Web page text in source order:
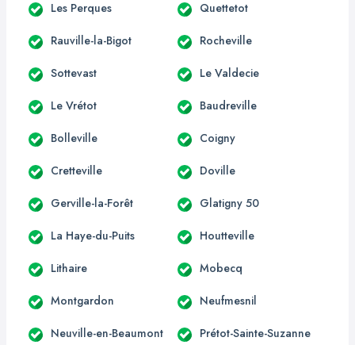
Les Perques Quettetot
Rauville-la-Bigot Rocheville
Sottevast Le Valdecie
Le Vrétot Baudreville
Bolleville Coigny
Cretteville Doville
Gerville-la-Forêt Glatigny 50
La Haye-du-Puits Houtteville
Lithaire Mobecq
Montgardon Neufmesnil
Neuville-en-Beaumont Prétot-Sainte-Suzanne